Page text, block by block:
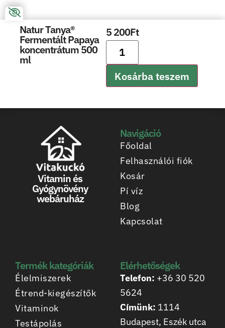
Natur Tanya®
Fermentált Papaya
koncentrátum 500
ml
5 200Ft
Kosárba teszem
Vitamin és
Gyógynövény
webáruház
Navigáció
Főoldal
Felhasználói fiók
Kosár
Pí víz
Blog
Kapcsolat
Termék kategóriák
Élelmiszerek
Étrend-kiegészítők
Vitaminok
Testápolás
Elérhetőségek
Telefon: +36 30 520
5624
Címünk: 1114
Budapest, Eszék utca